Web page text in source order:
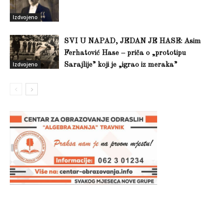
Izdvojeno
Izdvojeno
SVI U NAPAD, JEDAN JE HASE: Asim
Ferhatović Hase – priča o „prototipu
Sarajlije” koji je „igrao iz meraka”